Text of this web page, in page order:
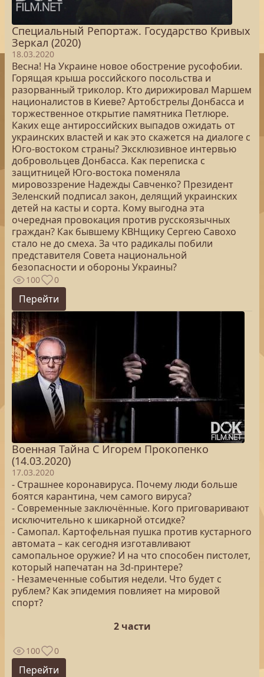
Специальный Репортаж. Государство Кривых
Зеркал (2020)
18.03.2020
Весна! На Украине новое обострение русофобии.
Горящая крыша российского посольства и
разорванный триколор. Кто дирижировал Маршем
националистов в Киеве? Артобстрелы Донбасса и
торжественное открытие памятника Петлюре.
Каких еще антироссийских выпадов ожидать от
украинских властей и как это скажется на диалоге с
Юго-востоком страны? Эксклюзивное интервью
добровольцев Донбасса. Как переписка с
защитницей Юго-востока поменяла
мировоззрение Надежды Савченко? Президент
Зеленский подписал закон, делящий украинских
детей на касты и сорта. Кому выгодна эта
очередная провокация против русскоязычных
граждан? Как бывшему КВНщику Сергею Савохо
стало не до смеха. За что радикалы побили
представителя Совета национальной
безопасности и обороны Украины?
100 0
Перейти
Военная Тайна С Игорем Прокопенко
(14.03.2020)
17.03.2020
- Страшнее коронавируса. Почему люди больше
боятся карантина, чем самого вируса?
- Современные заключённые. Кого приговаривают
исключительно к шикарной отсидке?
- Самопал. Картофельная пушка против кустарного
автомата – как сегодня изготавливают
самопальное оружие? И на что способен пистолет,
который напечатан на 3d-принтере?
- Незамеченные события недели. Что будет с
рублем? Как эпидемия повлияет на мировой
спорт?
2 части
100 0
Перейти